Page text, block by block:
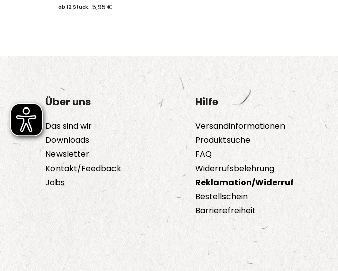
ab 12 Stück: 5,95 €
Über uns
Das sind wir
Downloads
Newsletter
Kontakt/Feedback
Jobs
Hilfe
Versandinformationen
Produktsuche
FAQ
Widerrufsbelehrung
Reklamation/Widerruf
Bestellschein
Barrierefreiheit